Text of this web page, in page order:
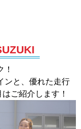
ンと、優れた走行
ご紹介します！